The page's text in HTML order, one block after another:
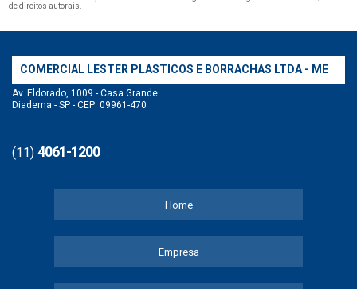
de direitos autorais
COMERCIAL LESTER PLASTICOS E BORRACHAS LTDA - ME
Av. Eldorado, 1009 - Casa Grande
Diadema - SP - CEP: 09961-470
(11) 4061-1200
Home
Empresa